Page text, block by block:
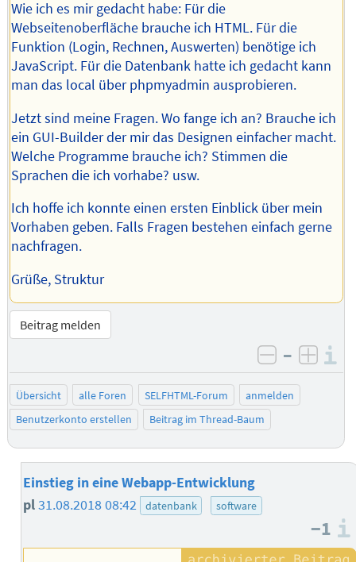
Wie ich es mir gedacht habe: Für die
Webseitenoberfläche brauche ich HTML. Für die
Funktion (Login, Rechnen, Auswerten) benötige ich
JavaScript. Für die Datenbank hatte ich gedacht kann
man das local über phpmyadmin ausprobieren.
Jetzt sind meine Fragen. Wo fange ich an? Brauche ich
ein GUI-Builder der mir das Designen einfacher macht.
Welche Programme brauche ich? Stimmen die
Sprachen die ich vorhabe? usw.
Ich hoffe ich konnte einen ersten Einblick über mein
Vorhaben geben. Falls Fragen bestehen einfach gerne
nachfragen.
Grüße, Struktur
Beitrag melden
negativ
–
Übersicht alle Foren SELFHTML-Forum
anmelden
Benutzerkonto erstellen
Beitrag im Thread-Baum
Einstieg in eine Webapp-Entwicklung
pl31.08.2018 08:42 datenbank software
−1